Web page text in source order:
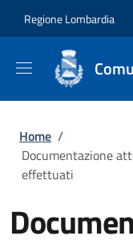
Regione Lombardia
Briciole di
Home /
Documentazione
effettuati